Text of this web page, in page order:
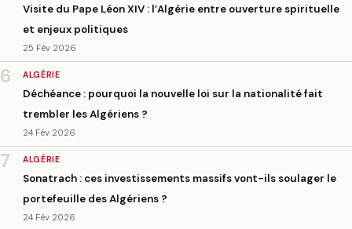
Visite du Pape Léon XIV : l’Algérie entre ouverture spirituelle
et enjeux politiques
25 Fév 2026
6 ALGÉRIE
Déchéance : pourquoi la nouvelle loi sur la nationalité fait
trembler les Algériens ?
24 Fév 2026
7 ALGÉRIE
Sonatrach : ces investissements massifs vont-ils soulager le
portefeuille des Algériens ?
24 Fév 2026